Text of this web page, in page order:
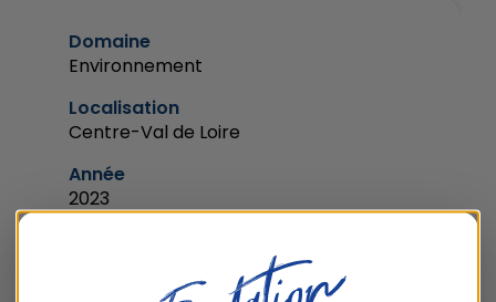
Domaine
Environnement
Localisation
Centre-Val de Loire
Année
2023